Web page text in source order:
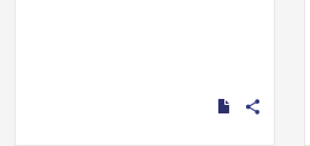
share